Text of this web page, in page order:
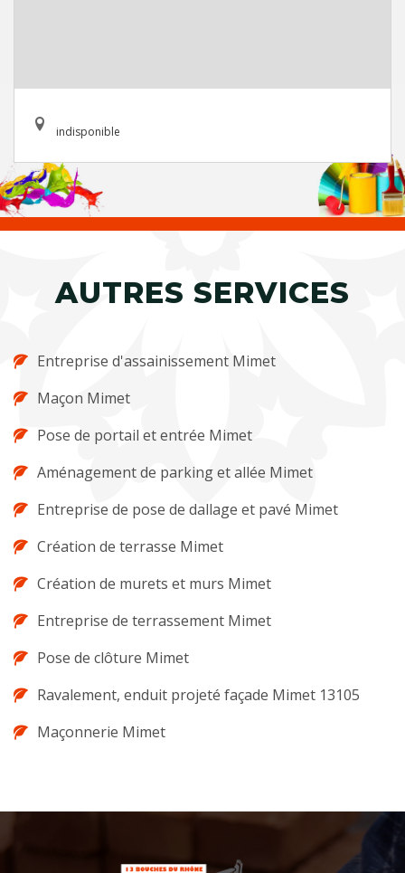
indisponible
AUTRES SERVICES
Entreprise d'assainissement Mimet
Maçon Mimet
Pose de portail et entrée Mimet
Aménagement de parking et allée Mimet
Entreprise de pose de dallage et pavé Mimet
Création de terrasse Mimet
Création de murets et murs Mimet
Entreprise de terrassement Mimet
Pose de clôture Mimet
Ravalement, enduit projeté façade Mimet 13105
Maçonnerie Mimet